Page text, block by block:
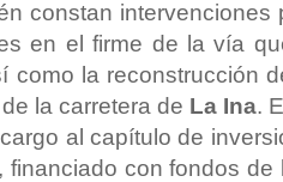
constan intervenciones
en el firme de la vía
como la reconstrucción
la carretera de La Ina.
al capítulo de
financiado con fondos de